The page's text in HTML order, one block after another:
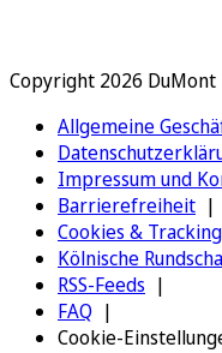
Copyright 2026 DuMont
Allgemeine
Impressum und
Barrierefreiheit
Cookies & Tracking
Kölnische
RSS-Feeds
FAQ
Cookie-